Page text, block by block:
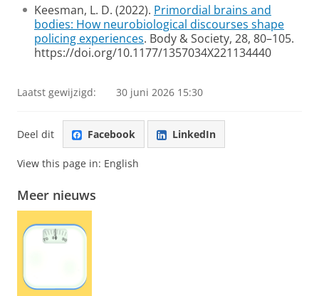
Keesman, L. D. (2022). Primordial brains and
bodies: How neurobiological discourses shape
policing experiences. Body & Society, 28, 80–105.
https://doi.org/10.1177/1357034X221134440
Laatst gewijzigd: 30 juni 2026 15:30
Deel dit Facebook LinkedIn
View this page in: English
Meer nieuws